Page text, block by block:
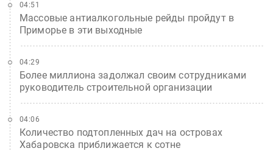
Массовые антиалкогольные рейды пройдут в
Приморье в эти выходные
04:51
Более миллиона задолжал своим сотрудниками
руководитель строительной организации
04:29
Количество подтопленных дач на островах
Хабаровска приближается к сотне
04:06